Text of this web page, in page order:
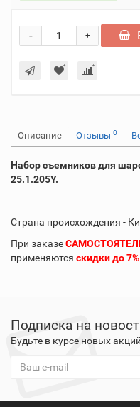
+
-
Описание Отзывы 0
Набор съемников для
25.1.205Y.
Страна происхождения -
При заказе
применяются скидки до 7%
Подписка на
Будьте в курсе новых